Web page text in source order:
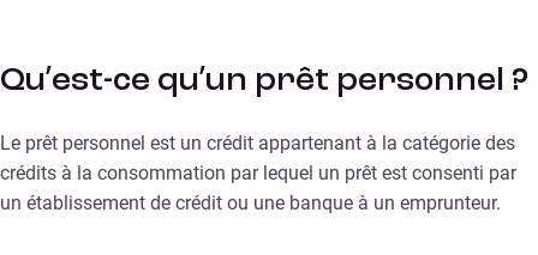
Qu’est-ce qu’un prêt personnel ?
Le prêt personnel est un crédit appartenant à la catégorie des
crédits à la consommation par lequel un prêt est consenti par
un établissement de crédit ou une banque à un emprunteur.